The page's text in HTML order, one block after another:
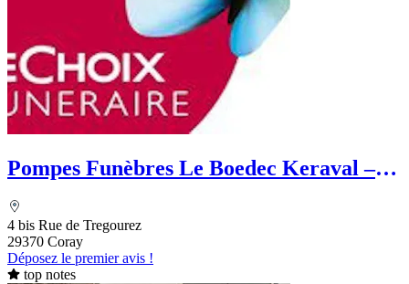
Pompes Funèbres Le Boedec Keraval –
4 bis Rue de Tregourez
29370 Coray
Déposez le premier avis !
top notes